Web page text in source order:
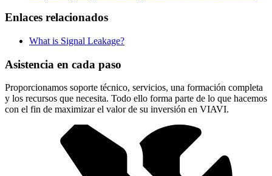
Enlaces relacionados
What is Signal Leakage?
Asistencia en cada paso
Proporcionamos soporte técnico, servicios, una formación completa
y los recursos que necesita. Todo ello forma parte de lo que hacemos
con el fin de maximizar el valor de su inversión en VIAVI.